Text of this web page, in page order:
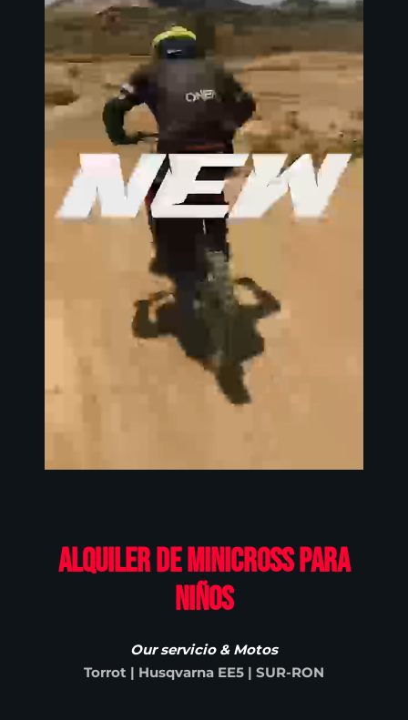
Alquiler de minicross para
niños
Our servicio & Motos
Torrot | Husqvarna EE5 | SUR-RON